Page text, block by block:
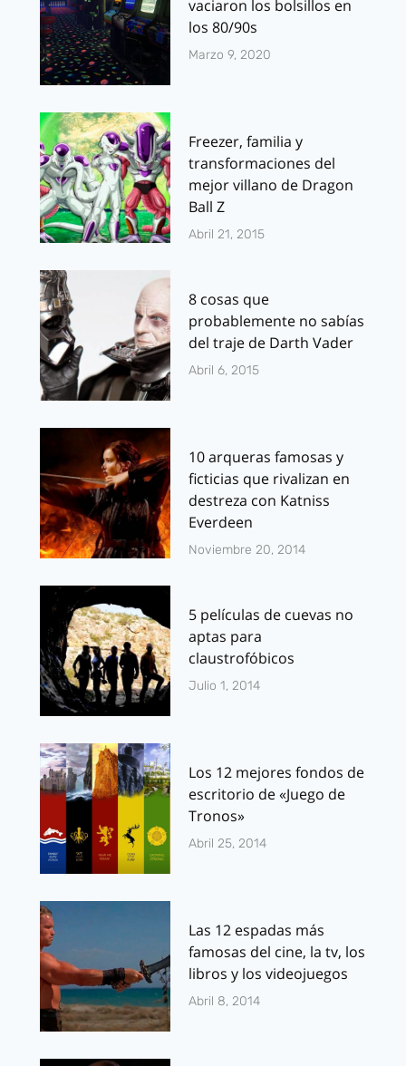
vaciaron los bolsillos en
los 80/90s
Marzo 9, 2020
Freezer, familia y
transformaciones del
mejor villano de Dragon
Ball Z
Abril 21, 2015
8 cosas que
probablemente no sabías
del traje de Darth Vader
Abril 6, 2015
10 arqueras famosas y
ficticias que rivalizan en
destreza con Katniss
Everdeen
Noviembre 20, 2014
5 películas de cuevas no
aptas para
claustrofóbicos
Julio 1, 2014
Los 12 mejores fondos de
escritorio de «Juego de
Tronos»
Abril 25, 2014
Las 12 espadas más
famosas del cine, la tv, los
libros y los videojuegos
Abril 8, 2014